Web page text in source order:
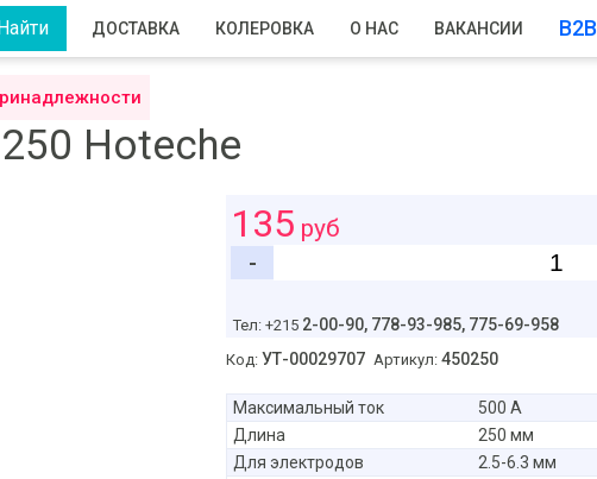
ДОСТАВКА КОЛЕРОВКА О НАС ВАКАНСИИ B2B
Hoteche
135 руб
-
Тел: +215 2-00-90, 778-93-985, 775-69-958
Код: УТ-00029707 Артикул: 450250
Максимальный ток
500 А
Длина
250 мм
Для электродов
2.5-6.3 мм